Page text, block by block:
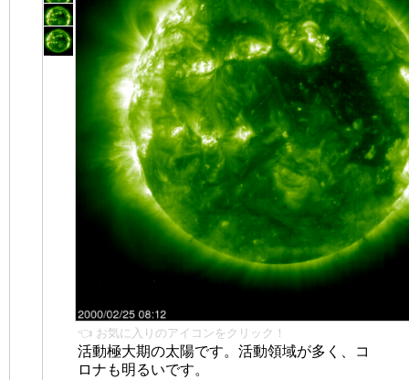
👈 お気に入りのアイコンをクリック！
活動極大期の太陽です。活動領域が多く、コ
ロナも明るいです。